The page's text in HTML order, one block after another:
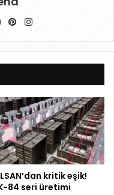
Yo
ub
e
Pin
es
t
gr
a
kritik eşik!
84 seri üretimi